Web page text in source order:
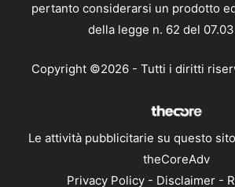
pertanto considerarsi un prodotto
della legge n. 62 del
Copyright ©2026 - Tutti i diritti
Le attività pubblicitarie su questo
theCoreAdv
Privacy Policy- Disclaimer-